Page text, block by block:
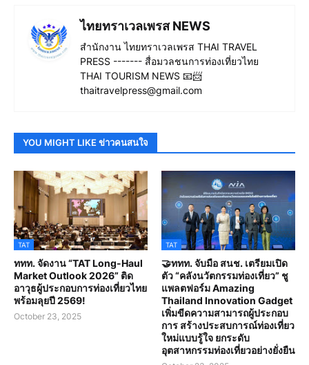
ไทยทราเวลเพรส NEWS
สำนักงาน ไทยทราเวลเพรส THAI TRAVEL
PRESS ------- สื่อมวลชนการท่องเที่ยวไทย
THAI TOURISM NEWS 📧📨
thaitravelpress@gmail.com
YOU MIGHT LIKE ข่าวคนสนใจ
TAT
ททท. จัดงาน “TAT Long-Haul
Market Outlook 2026” ติด
อาวุธผู้ประกอบการท่องเที่ยวไทย
พร้อมลุยปี 2569!
October 23, 2025
TAT
🤝ททท. จับมือ สนช. เตรียมเปิด
ตัว “คลังนวัตกรรมท่องเที่ยว” ชู
แพลตฟอร์ม Amazing
Thailand Innovation Gadget
เพิ่มขีดความสามารถผู้ประกอบ
การ สร้างประสบการณ์ท่องเที่ยว
ใหม่แบบรู้ใจ ยกระดับ
อุตสาหกรรมท่องเที่ยวอย่างยั่งยืน